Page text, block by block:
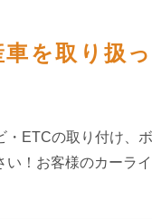
を取り扱
・ETCの取り付け、
い！お客様のカーラ